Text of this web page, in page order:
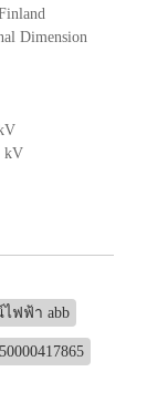
Dimension
kV
ฟฟ้า abb